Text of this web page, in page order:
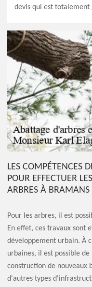
devis qui est
LES COMPÉTENCES
POUR EFFECTUER
ARBRES À BRAMANS
Pour les arbres, il est
En effet, ces travaux sont
développement urbain. À
urbaines, il est possible
construction de nouveaux
d'autres types